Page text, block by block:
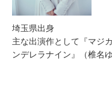
埼玉県出身
主な出演作として『マジ
ンデレラナイン』（椎名